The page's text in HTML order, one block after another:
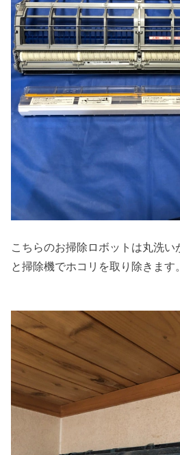
こちらのお掃除ロボットは丸洗い
と掃除機でホコリを取り除きます。